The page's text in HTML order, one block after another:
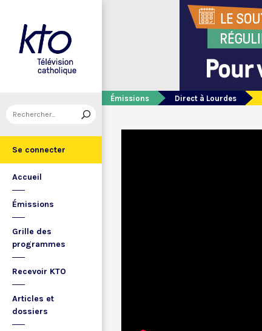
Se connecter
Accueil
Émissions
Grille des
programmes
Recevoir KTO
Articles et
dossiers
Émissions Direct à Lourdes